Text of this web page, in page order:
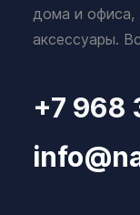
дома и офиса,
аксессуары.
+7 968